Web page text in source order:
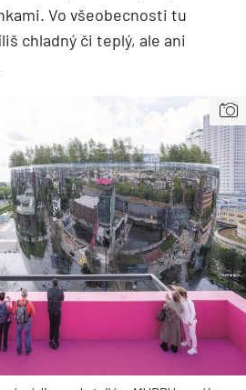
Vo všeobecnosti tu
chladný či teplý, ale ani